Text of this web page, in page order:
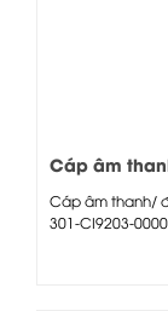
Cáp âm
Cáp âm thanh/
301-CI9203-